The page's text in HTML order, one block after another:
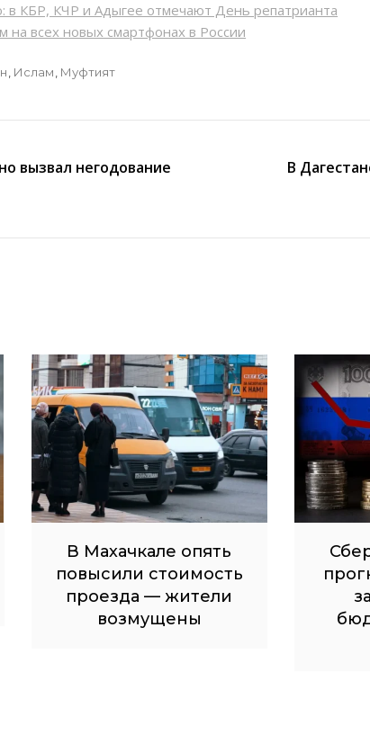
в КБР, КЧР и Адыгее отмечают День репатрианта
на всех новых смартфонах в России
Ислам Муфтият
вызвал негодование
В
В Махачкале опять
повысили стоимость
проезда — жители
возмущены